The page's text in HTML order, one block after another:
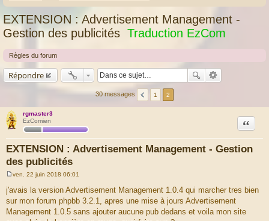
EXTENSION : Advertisement Management -
Gestion des publicités Traduction EzCom
Règles du forum
Répondre
30 messages 1 2
rgmaster3
EzComien
EXTENSION : Advertisement Management - Gestion
des publicités
Citation
s
s
g
ven. 22 juin 2018 06:01
j'avais la version Advertisement Management 1.0.4 qui marcher tres bien
sur mon forum phpbb 3.2.1, apres une mise à jours Advertisement
Management 1.0.5 sans ajouter aucune pub dedans et voila mon site